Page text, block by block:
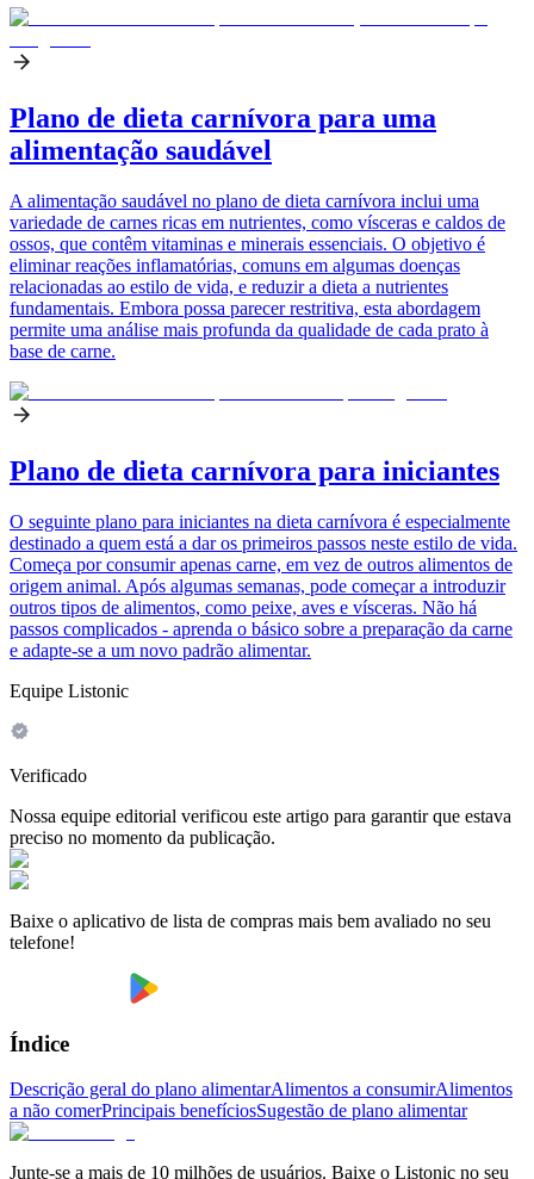
Plano de dieta carnívora para uma
alimentação saudável
A alimentação saudável no plano de dieta carnívora inclui uma
variedade de carnes ricas em nutrientes, como vísceras e caldos de
ossos, que contêm vitaminas e minerais essenciais. O objetivo é
eliminar reações inflamatórias, comuns em algumas doenças
relacionadas ao estilo de vida, e reduzir a dieta a nutrientes
fundamentais. Embora possa parecer restritiva, esta abordagem
permite uma análise mais profunda da qualidade de cada prato à
base de carne.
Plano de dieta carnívora para iniciantes
O seguinte plano para iniciantes na dieta carnívora é especialmente
destinado a quem está a dar os primeiros passos neste estilo de vida.
Começa por consumir apenas carne, em vez de outros alimentos de
origem animal. Após algumas semanas, pode começar a introduzir
outros tipos de alimentos, como peixe, aves e vísceras. Não há
passos complicados - aprenda o básico sobre a preparação da carne
e adapte-se a um novo padrão alimentar.
Equipe Listonic
Verificado
Nossa equipe editorial verificou este artigo para garantir que estava
preciso no momento da publicação.
Baixe o aplicativo de lista de compras mais bem avaliado no seu
telefone!
Índice
Descrição geral do plano alimentarAlimentos a consumirAlimentos
a não comerPrincipais benefíciosSugestão de plano alimentar
Junte-se a mais de 10 milhões de usuários. Baixe o Listonic no seu